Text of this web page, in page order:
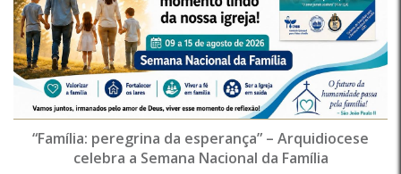
“Família: peregrina da esperança” – Arquidiocese
celebra a Semana Nacional da Família